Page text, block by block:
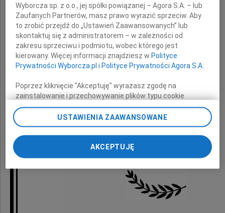
wyrazy głębokiego współczucia
z powodu śmierci
Matki
Pracownicy Wielospecjalistycznego
Szpitala Wojewódzkiego w Gorzowie Wlkp.
Wyborcza sp. z o.o., jej spółki powiązanej – Agora S.A. – lub
Zaufanych Partnerów, masz prawo wyrazić sprzeciw. Aby
to zrobić przejdź do „Ustawień Zaawansowanych” lub
skontaktuj się z administratorem – w zależności od
zakresu sprzeciwu i podmiotu, wobec którego jest
kierowany. Więcej informacji znajdziesz wPolityce
Prywatności Wyborcza.pl iPolityce Prywatności Agora S.A.
Poprzez kliknięcie "Akceptuję" wyrażasz zgodę na
zainstalowanie i przechowywanie plików typu cookie
Wyborczej sp. z o. o. jej Zaufanych Partnerów i Agora S.A.
na Twoim urządzeniu końcowym. Możesz też w każdej
chwili zmienić swoje preferencje dot. plików cookie,
ponownie wywołując narzędzie do zarządzania Twoimi
preferencjami dot. przetwarzania danych poprzez
odnośnik „Ustawienia prywatności” w stopce serwisu i
Zmiana ustawień plików cookie możliwa jest także za
USTAWIENIA ZAAWANSOWANE
AKCEPTUJĘ